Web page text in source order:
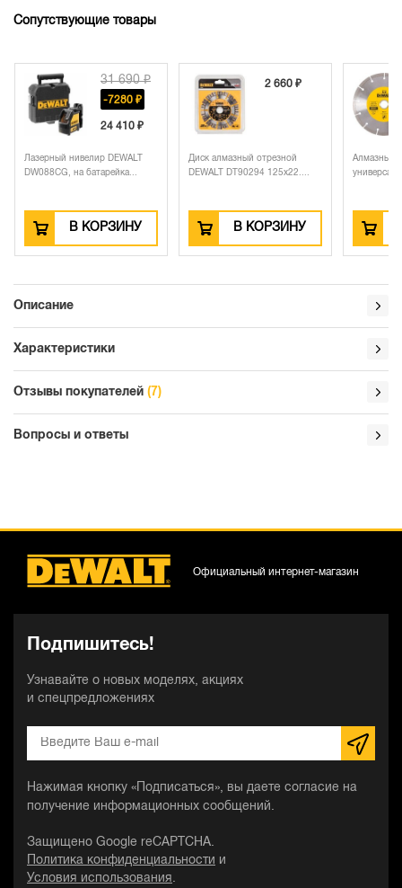
Сопутствующие товары
31 690 ₽
-7280 ₽
24 410 ₽
DEWALT
на батарейка...
В КОРЗИНУ
2 660 ₽
Диск алмазный отрезной
DEWALT DT90294 125х22....
В КОРЗИНУ
1 460 ₽
Алмазный круг сегментный
универсальный DEWALT...
В
Описание
Характеристики
Отзывы покупателей (7)
Вопросы и ответы
Подпишитесь!
Узнавайте о новых моделях, акциях
и спецпредложениях
Нажимая кнопку «Подписаться», вы даете согласие на
получение информационных сообщений.
Защищено Google reCAPTCHA.
Политика конфиденциальности
и
Условия использования .
Официальный интернет-магазин